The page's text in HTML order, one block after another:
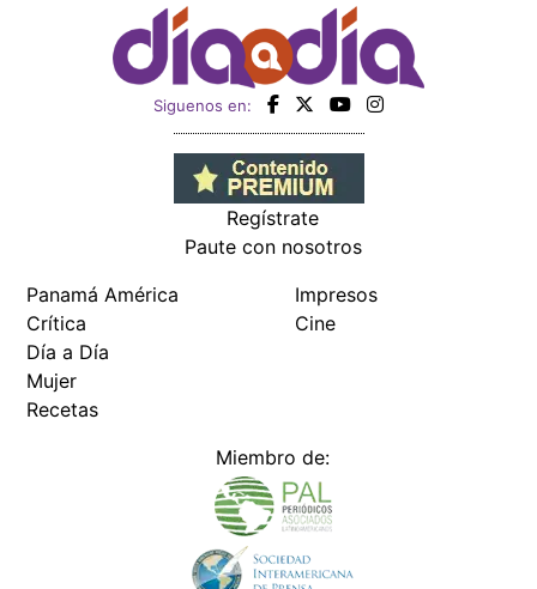
Siguenos en:
Regístrate
Paute con nosotros
Panamá América
Crítica
Día a Día
Mujer
Recetas
Impresos
Cine
Miembro de: